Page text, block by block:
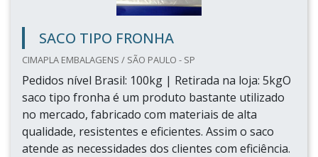
SACO TIPO FRONHA
CIMAPLA EMBALAGENS / SÃO PAULO - SP
Pedidos nível Brasil: 100kg | Retirada na loja: 5kgO
saco tipo fronha é um produto bastante utilizado
no mercado, fabricado com materiais de alta
qualidade, resistentes e eficientes. Assim o saco
atende as necessidades dos clientes com eficiência.